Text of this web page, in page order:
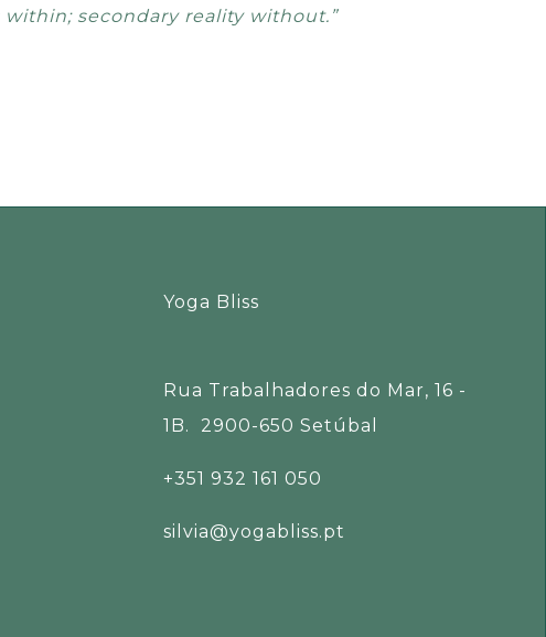
secondary reality without.”
Yoga Bliss
Rua Trabalhadores do Mar, 16 -
1B. 2900-650 Setúbal
+351 932 161 050
silvia@yogabliss.pt